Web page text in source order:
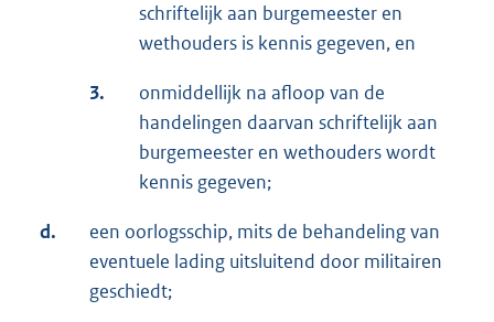
schriftelijk aan burgemeester en
wethouders is kennis gegeven, en
3.
onmiddellijk na afloop van de
handelingen daarvan schriftelijk aan
burgemeester en wethouders wordt
kennis gegeven;
d.
een oorlogsschip, mits de behandeling van
eventuele lading uitsluitend door militairen
geschiedt;